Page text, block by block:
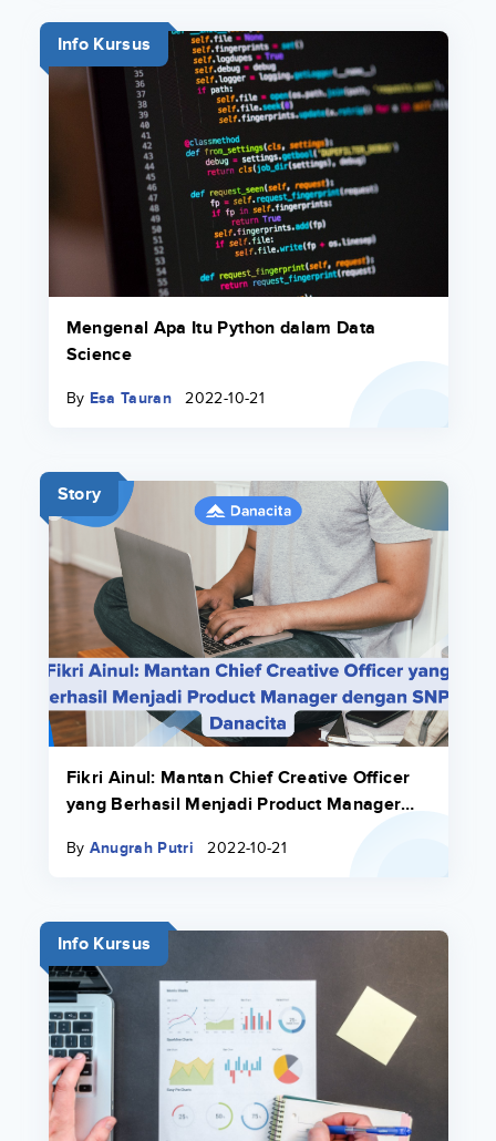
Info Kursus
Mengenal Apa Itu Python dalam Data
Science
By Esa Tauran 2022-10-21
Story
Fikri Ainul: Mantan Chief Creative Officer
yang Berhasil Menjadi Product Manager
By Anugrah Putri 2022-10-21
Info Kursus